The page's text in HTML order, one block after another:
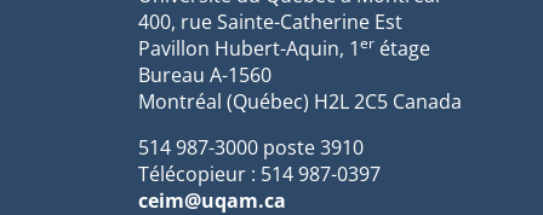
400, rue Sainte-Catherine Est
Pavillon Hubert-Aquin, 1er étage
Bureau A-1560
Montréal (Québec) H2L 2C5 Canada
514 987-3000 poste 3910
Télécopieur : 514 987-0397
ceim@uqam.ca